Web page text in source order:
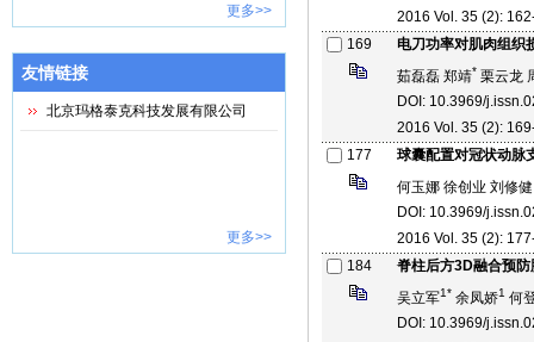
更多>>
友情链接
北京玛格泰克科技发展有限公司
更多>>
2016 Vol. 35 (2):
169
电刀功率对肌肉组织
茹磊磊 郑靖* 栗云龙
DOI: 10.3969/
2016 Vol. 35 (2):
177
球囊配置对冠状动脉
何玉娜 徐创业 刘修
DOI: 10.3969/
2016 Vol. 35 (2):
184
脊柱后方3D融合预
吴立军1* 余凤娇1 何
DOI: 10.3969/